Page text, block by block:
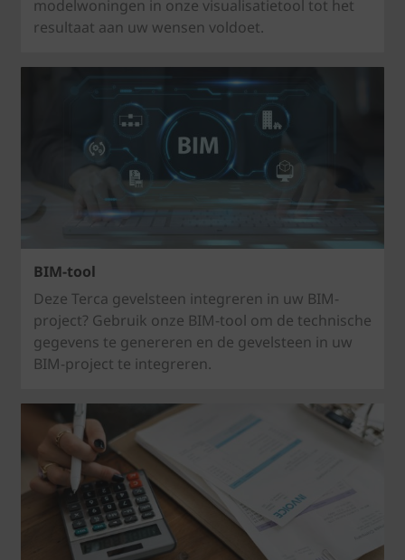
modelwoningen in onze visualisatietool tot het
resultaat aan uw wensen voldoet.
BIM-tool
Deze Terca gevelsteen integreren in uw BIM-
project? Gebruik onze BIM-tool om de technische
gegevens te genereren en de gevelsteen in uw
BIM-project te integreren.